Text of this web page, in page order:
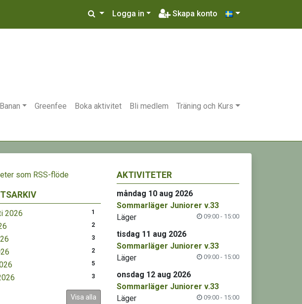
Logga in Skapa konto
Banan Greenfee Boka aktivitet Bli medlem Träning och Kurs
som RSS-flöde
2026 1
2
3
2
5
3
Visa alla
AKTIVITETER
måndag 10 aug 2026
Sommarläger Juniorer v.33
09:00 - 15:00
Läger
tisdag 11 aug 2026
Sommarläger Juniorer v.33
09:00 - 15:00
Läger
onsdag 12 aug 2026
Sommarläger Juniorer v.33
09:00 - 15:00
Läger